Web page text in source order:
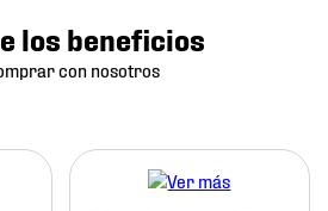
los beneficios
con nosotros